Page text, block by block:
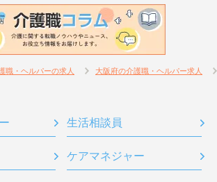
職・ヘルパーの求人 大阪府の介護職・ヘルパー求人
生活相談員
ケアマネジャー